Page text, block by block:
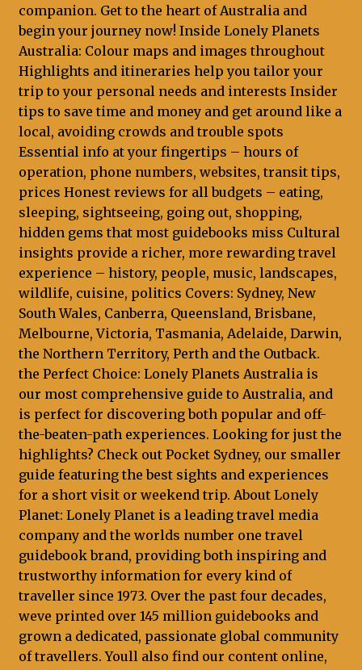
companion. Get to the heart of Australia and
begin your journey now! Inside Lonely Planets
Australia: Colour maps and images throughout
Highlights and itineraries help you tailor your
trip to your personal needs and interests Insider
tips to save time and money and get around like a
local, avoiding crowds and trouble spots
Essential info at your fingertips – hours of
operation, phone numbers, websites, transit tips,
prices Honest reviews for all budgets – eating,
sleeping, sightseeing, going out, shopping,
hidden gems that most guidebooks miss Cultural
insights provide a richer, more rewarding travel
experience – history, people, music, landscapes,
wildlife, cuisine, politics Covers: Sydney, New
South Wales, Canberra, Queensland, Brisbane,
Melbourne, Victoria, Tasmania, Adelaide, Darwin,
the Northern Territory, Perth and the Outback.
the Perfect Choice: Lonely Planets Australia is
our most comprehensive guide to Australia, and
is perfect for discovering both popular and off-
the-beaten-path experiences. Looking for just the
highlights? Check out Pocket Sydney, our smaller
guide featuring the best sights and experiences
for a short visit or weekend trip. About Lonely
Planet: Lonely Planet is a leading travel media
company and the worlds number one travel
guidebook brand, providing both inspiring and
trustworthy information for every kind of
traveller since 1973. Over the past four decades,
weve printed over 145 million guidebooks and
grown a dedicated, passionate global community
of travellers. Youll also find our content online,